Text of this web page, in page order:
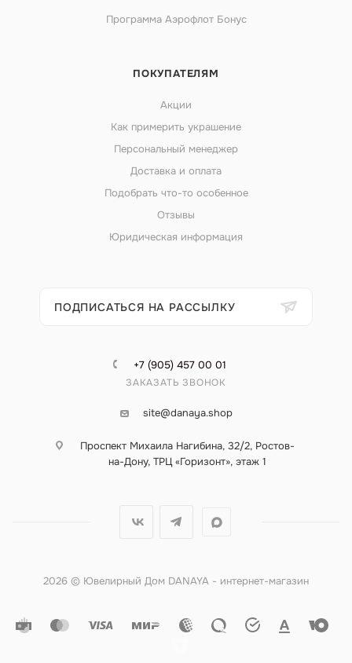
Программа Аэрофлот Бонус
ПОКУПАТЕЛЯМ
Акции
Как примерить украшение
Персональный менеджер
Доставка и оплата
Подобрать что-то особенное
Отзывы
Юридическая информация
ПОДПИСАТЬСЯ НА РАССЫЛКУ
+7 (905) 457 00 01
ЗАКАЗАТЬ ЗВОНОК
site@danaya.shop
Проспект Михаила Нагибина, 32/2, Ростов-
на-Дону, ТРЦ «Горизонт», этаж 1
2026 © Ювелирный Дом DANAYA - интернет-магазин